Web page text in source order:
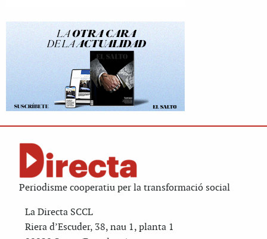
Periodisme cooperatiu per la transformació social
La Directa SCCL
Riera d’Escuder, 38, nau 1, planta 1